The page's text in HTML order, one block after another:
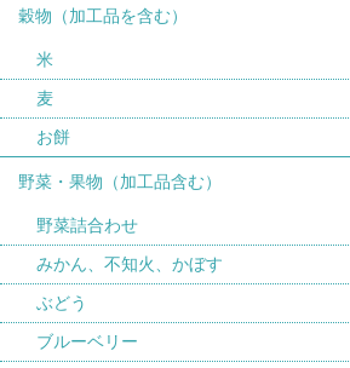
穀物（加工品を含む）
米
麦
お餅
野菜・果物（加工品含む）
野菜詰合わせ
みかん、不知火、かぼす
ぶどう
ブルーベリー